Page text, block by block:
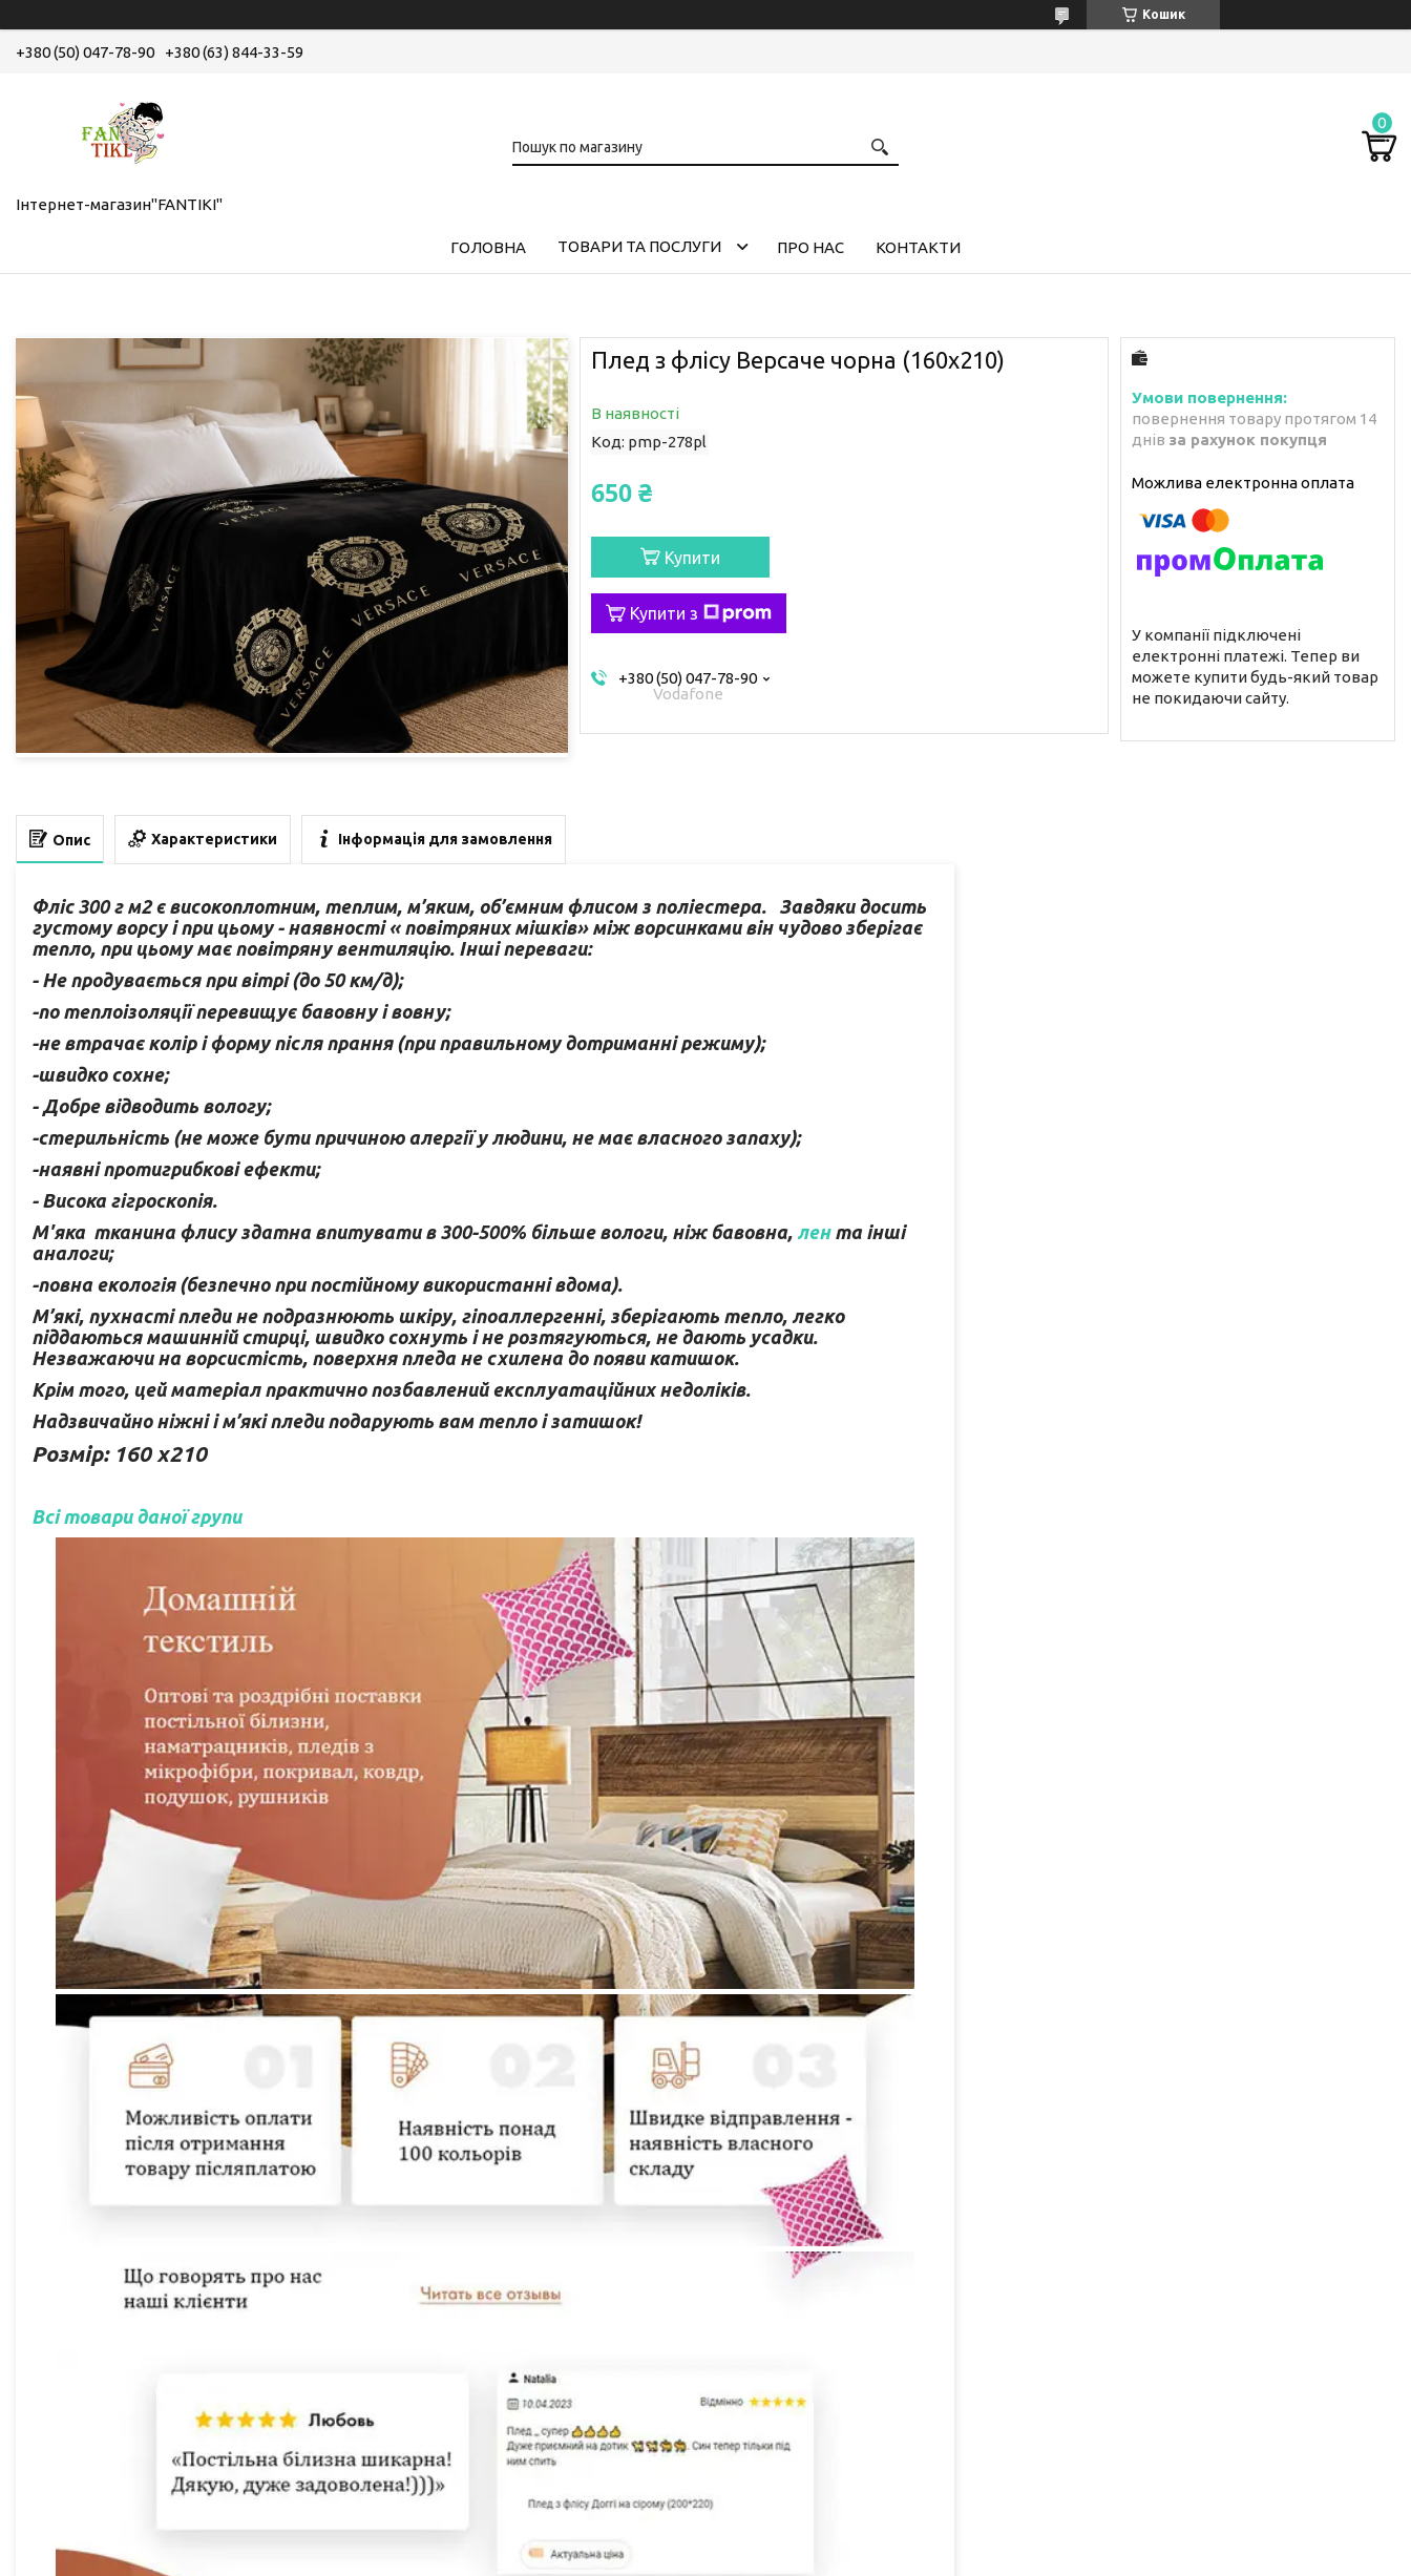
Кошик
+380 (50) 047-78-90 +380 (63) 844-33-59
Інтернет-магазин"FANTIKI"
ГОЛОВНА ТОВАРИ ТА ПОСЛУГИ ПРО НАС КОНТАКТИ
Плед з флісу Версаче чорна (160х210)
В наявності
Код: pmp-278pl
650 ₴
Купити
Купити з
+380 (50) 047-78-90
Vodafone
повернення товару протягом 14
днів за рахунок покупця
У компанії підключені
електронні платежі. Тепер ви
можете купити будь-який товар
не покидаючи сайту.
Опис Характеристики Інформація для замовлення
Фліс 300 г м2 є високоплотним, теплим, м’яким, об’ємним флисом з поліестера. Завдяки досить
густому ворсу і при цьому - наявності « повітряних мішків» між ворсинками він чудово зберігає
тепло, при цьому має повітряну вентиляцію. Інші переваги:
- Не продувається при вітрі (до 50 км/д);
-по теплоізоляції перевищує бавовну і вовну;
-не втрачає колір і форму після прання (при правильному дотриманні режиму);
-швидко сохне;
- Добре відводить вологу;
-стерильність (не може бути причиною алергії у людини, не має власного запаху);
-наявні протигрибкові ефекти;
- Висока гігроскопія.
М'яка тканина флису здатна впитувати в 300-500% більше вологи, ніж бавовна, лента інші
аналоги;
-повна екологія (безпечно при постійному використанні вдома).
М’які, пухнасті пледи не подразнюють шкіру, гіпоаллергенні, зберігають тепло, легко
піддаються машинній стирці, швидко сохнуть і не розтягуються, не дають усадки.
Незважаючи на ворсистість, поверхня пледа не схилена до появи катишок.
Крім того, цей матеріал практично позбавлений експлуатаційних недоліків.
Надзвичайно ніжні і м’які пледи подарують вам тепло і затишок!
Розмір: 160 x210
Всі товари даної групи